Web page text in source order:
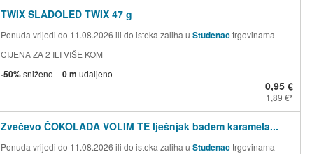
TWIX SLADOLED TWIX 47 g
Ponuda vrijedi do 11.08.2026 ili do isteka zaliha u Studenactrgovinama
CIJENA ZA 2 ILI VIŠE KOM
-50%sniženo 0 m udaljeno
0,95 €
1,89 €
Zvečevo ČOKOLADA VOLIM TE lješnjak badem karamela...
Ponuda vrijedi do 11.08.2026 ili do isteka zaliha u Studenactrgovinama